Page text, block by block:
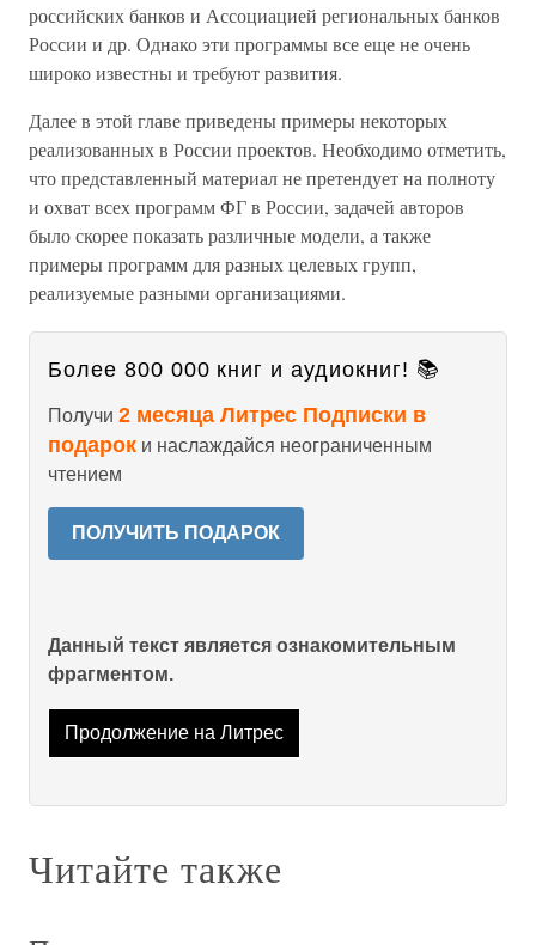
российских банков и Ассоциацией региональных банков
России и др. Однако эти программы все еще не очень
широко известны и требуют развития.
Далее в этой главе приведены примеры некоторых
реализованных в России проектов. Необходимо отметить,
что представленный материал не претендует на полноту
и охват всех программ ФГ в России, задачей авторов
было скорее показать различные модели, а также
примеры программ для разных целевых групп,
реализуемые разными организациями.
Более 800 000 книг и аудиокниг! 📚
Получи 2 месяца Литрес Подписки в
подарок и наслаждайся неограниченным
чтением
ПОЛУЧИТЬ ПОДАРОК
Данный текст является ознакомительным
фрагментом.
Продолжение на Литрес
Читайте также